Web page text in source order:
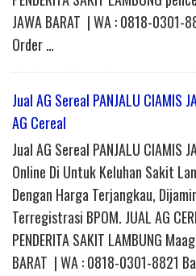
JAWA BARAT | WA : 0818-0301-
Order …
Jual AG Sereal PANJALU CIAMIS
AG Cereal
Jual AG Sereal PANJALU CIAMIS
Online Di Untuk Keluhan Sakit
Dengan Harga Terjangkau,
Terregistrasi BPOM. JUAL AG
PENDERITA SAKIT LAMBUNG
BARAT | WA : 0818-0301-8821